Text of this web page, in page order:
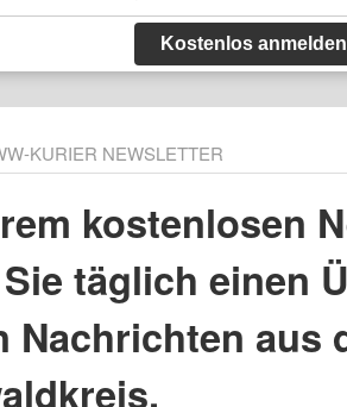
Kostenlos anmelden
KURIER NEWSLETTER
kostenlosen
täglich einen
Nachrichten aus